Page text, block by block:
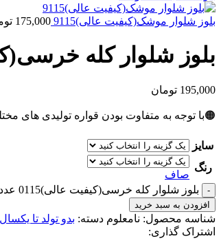
بلوز شلوار موشک(کیفیت عالی)9115 175,000
بلوز شلوار کله
195,000 تومان
🟠با توجه به متفاوت بودن قواره تولیدی های
سایز
رنگ
صاف
بلوز شلوار کله خرسی(کیفیت عالی)0115 عدد
افزودن به سبد خرید
شناسه محصول: نامعلوم دسته: بدو تولد تا یکسال
اشتراک گذاری: